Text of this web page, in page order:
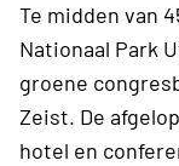
Te midden van
Nationaal Park
groene
Zeist. De
hotel en